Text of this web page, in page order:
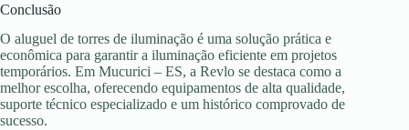
Conclusão
O aluguel de torres de iluminação é uma solução prática e
econômica para garantir a iluminação eficiente em projetos
temporários. Em Mucurici – ES, a Revlo se destaca como a
melhor escolha, oferecendo equipamentos de alta qualidade,
suporte técnico especializado e um histórico comprovado de
sucesso.